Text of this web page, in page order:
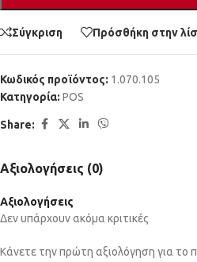
Σύγκριση Πρόσθήκη στην
Κωδικός προϊόντος: 1.070.105
Κατηγορία: POS
Share:
Αξιολογήσεις (0)
Αξιολογήσεις
Δεν υπάρχουν ακόμα κριτικές
Κάνετε την πρώτη αξιολόγηση για το